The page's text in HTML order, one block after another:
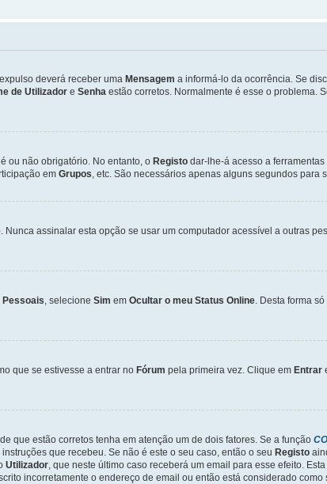
deverá receber uma Mensagem a informá-lo da ocorrência. Se
de Utilizador e Senha estão corretos. Normalmente é esse o problema.
é ou não obrigatório. No entanto, o Registo dar-lhe-á acesso a
em Grupos, etc. São necessários apenas alguns segundos para
. Nunca assinalar esta opção se usar um computador acessível a outras
, selecione Sim em Ocultar o meu Status Online. Desta forma só
que se estivesse a entrar no Fórum pela primeira vez. Clique em Entrar
que estão corretos tenha em atenção um de dois fatores. Se a função
que recebeu. Se não é este o seu caso, então o seu Registo
Utilizador, que neste último caso receberá um email para esse efeito.
incorretamente o endereço de email ou então está considerado